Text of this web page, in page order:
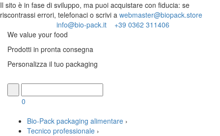
Il sito è in fase di sviluppo, ma puoi acquistare con fiducia: se
riscontrassi errori, telefonaci o scrivi a webmaster@biopack.store
info@bio-pack.it
+39 0362 311406
We value your food
Prodotti in pronta consegna
Personalizza il tuo packaging
Cerca
0
Bio-Pack packaging alimentare ›
Tecnico professionale ›